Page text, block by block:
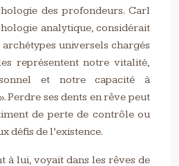
des profondeurs. Carl
analytique, considérait
universels chargés
représentent notre vitalité,
et notre capacité à
Perdre ses dents en rêve peut
de perte de contrôle ou
défis de l’existence.
à lui, voyait dans les rêves de